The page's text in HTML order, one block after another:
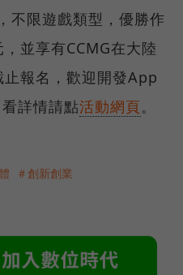
不限遊戲類型，優勝作
並享有CCMG在大陸
報名，歡迎開發App
詳情請點活動網頁。
＃創新創業